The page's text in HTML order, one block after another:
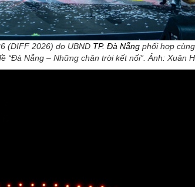
(DIFF 2026) do UBND TP. Đà Nẵngphối hợp
“Đà Nẵng – Những chân trời kết nối”. Ảnh: Xuân